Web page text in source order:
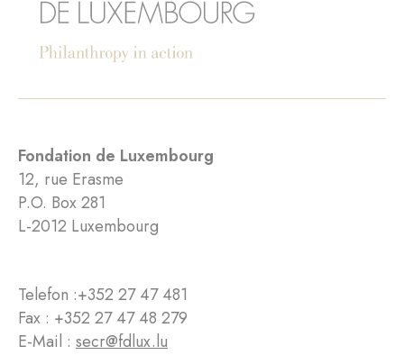
Fondation de Luxembourg
12, rue Erasme
P.O. Box 281
L-2012 Luxembourg
Telefon :+352 27 47 481
Fax : +352 27 47 48 279
E-Mail : secr@fdlux.lu